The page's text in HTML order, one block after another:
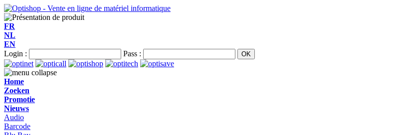
FR
NL
EN
Login :
Pass :
Home
Zoeken
Promotie
Nieuws
Audio
Barcode